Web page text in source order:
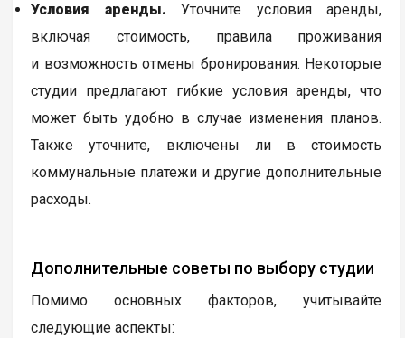
Условия аренды. Уточните условия аренды,
включая стоимость, правила проживания
и возможность отмены бронирования. Некоторые
студии предлагают гибкие условия аренды, что
может быть удобно в случае изменения планов.
Также уточните, включены ли в стоимость
коммунальные платежи и другие дополнительные
расходы.
Дополнительные советы по выбору студии
Помимо основных факторов, учитывайте
следующие аспекты: